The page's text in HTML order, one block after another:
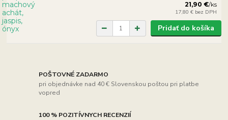
21,90 €/ks
17,80 € bez DPH
Pridať do košíka
POŠTOVNÉ ZADARMO
pri objednávke nad 40 € Slovenskou poštou pri platbe
vopred
100 % POZITÍVNYCH RECENZIÍ